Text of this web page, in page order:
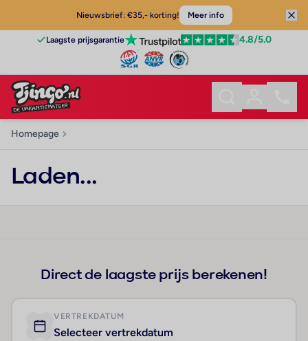
Nieuwsbrief: €35,- korting! Meer info
Laagste prijsgarantie 4.8/5.0
Homepage
Laden...
Direct de laagste prijs berekenen!
VERTREKDATUM
Selecteer vertrekdatum